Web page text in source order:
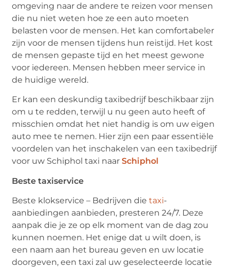
omgeving naar de andere te reizen voor mensen
die nu niet weten hoe ze een auto moeten
belasten voor de mensen. Het kan comfortabeler
zijn voor de mensen tijdens hun reistijd. Het kost
de mensen gepaste tijd en het meest gewone
voor iedereen. Mensen hebben meer service in
de huidige wereld.
Er kan een deskundig taxibedrijf beschikbaar zijn
om u te redden, terwijl u nu geen auto heeft of
misschien omdat het niet handig is om uw eigen
auto mee te nemen. Hier zijn een paar essentiële
voordelen van het inschakelen van een taxibedrijf
voor uw Schiphol taxi naarSchiphol
Beste taxiservice
Beste klokservice – Bedrijven dietaxi-
aanbiedingen aanbieden, presteren 24/7. Deze
aanpak die je ze op elk moment van de dag zou
kunnen noemen. Het enige dat u wilt doen, is
een naam aan het bureau geven en uw locatie
doorgeven, een taxi zal uw geselecteerde locatie